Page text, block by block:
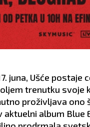
juna, Ušće postaje
trenutku svoje
proživljava ono
aktuelni album Blue